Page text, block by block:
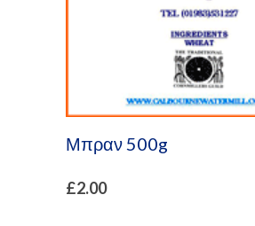
Μπραν 500g
£2.00